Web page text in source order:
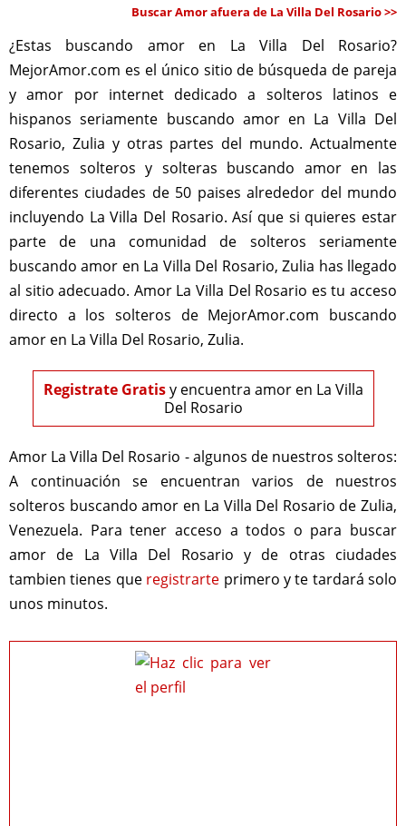
Buscar Amor afuera de La Villa Del Rosario >>
¿Estas buscando amor en La Villa Del Rosario?
MejorAmor.com es el único sitio de búsqueda de pareja
y amor por internet dedicado a solteros latinos e
hispanos seriamente buscando amor en La Villa Del
Rosario, Zulia y otras partes del mundo. Actualmente
tenemos solteros y solteras buscando amor en las
diferentes ciudades de 50 paises alrededor del mundo
incluyendo La Villa Del Rosario. Así que si quieres estar
parte de una comunidad de solteros seriamente
buscando amor en La Villa Del Rosario, Zulia has llegado
al sitio adecuado. Amor La Villa Del Rosario es tu acceso
directo a los solteros de MejorAmor.com buscando
amor en La Villa Del Rosario, Zulia.
Registrate Gratisy encuentra amor en La Villa
Del Rosario
Amor La Villa Del Rosario - algunos de nuestros solteros:
A continuación se encuentran varios de nuestros
solteros buscando amor en La Villa Del Rosario de Zulia,
Venezuela. Para tener acceso a todos o para buscar
amor de La Villa Del Rosario y de otras ciudades
tambien tienes que registrarte primero y te tardará solo
unos minutos.